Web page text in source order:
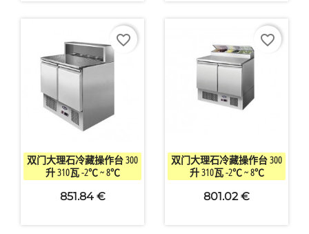
快速查看
双门大理石冷藏操作台 300
升 310瓦 -2℃ ~ 8℃
851.84 €
favorite_border
快速查看
双门大理石冷藏操作台 300
升 310瓦 -2℃ ~ 8℃
801.02 €
favorite_border